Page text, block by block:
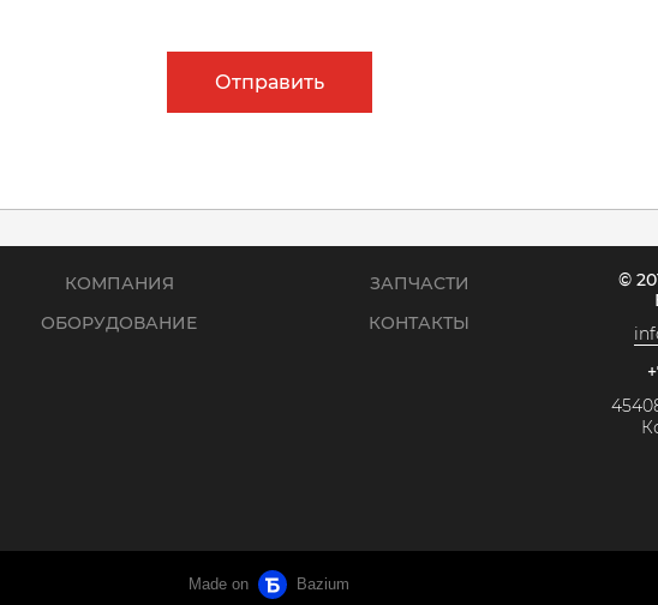
Отправить
КОМПАНИЯ
ОБОРУДОВАНИЕ
ЗАПЧАСТИ
КОНТАКТЫ
©
Made on Bazium